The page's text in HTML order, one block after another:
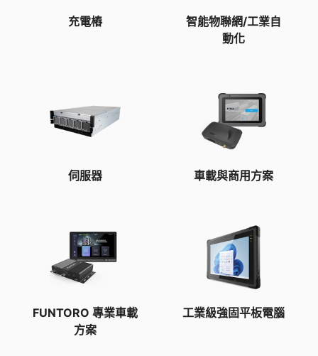
充電樁
智能物聯網/工業自
動化
伺服器 車載與商用方案
FUNTORO 專業車載
方案
工業級強固平板電腦